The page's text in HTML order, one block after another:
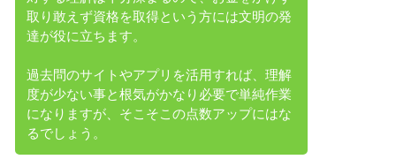
取り敢えず資格を取得という方には文明の発
達が役に立ちます。
過去問のサイトやアプリを活用すれば、理解
度が少ない事と根気がかなり必要で単純作業
になりますが、そこそこの点数アップにはな
るでしょう。